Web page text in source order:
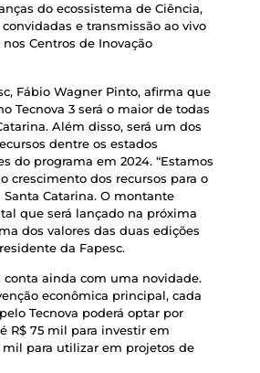
do ecossistema de Ciência,
e transmissão ao vivo
Centros de Inovação
Fábio Wagner Pinto, afirma que
Tecnova 3 será o maior de todas
Além disso, será um dos
dentre os estados
do programa em 2024. “Estamos
crescimento dos recursos para o
Santa Catarina. O montante
que será lançado na próxima
dos valores das duas edições
da Fapesc.
conta ainda com uma novidade.
econômica principal, cada
Tecnova poderá optar por
R$ 75 mil para investir em
mil para utilizar em projetos de